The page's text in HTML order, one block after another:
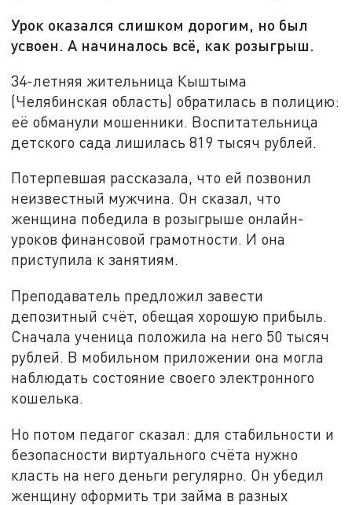
Урок оказался слишком дорогим, но был
усвоен. А начиналось всё, как розыгрыш.
34-летняя жительница Кыштыма
(Челябинская область) обратилась в полицию:
её обманули мошенники. Воспитательница
детского сада лишилась 819 тысяч рублей.
Потерпевшая рассказала, что ей позвонил
неизвестный мужчина. Он сказал, что
женщина победила в розыгрыше онлайн-
уроков финансовой грамотности. И она
приступила к занятиям.
Преподаватель предложил завести
депозитный счёт, обещая хорошую прибыль.
Сначала ученица положила на него 50 тысяч
рублей. В мобильном приложении она могла
наблюдать состояние своего электронного
кошелька.
Но потом педагог сказал: для стабильности и
безопасности виртуального счёта нужно
класть на него деньги регулярно. Он убедил
женщину оформить три займа в разных